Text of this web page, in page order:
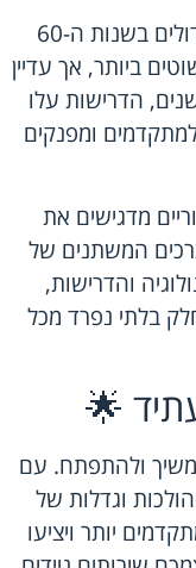
תארו לעצמכם את הפסטיבלים הגדולים בשנות ה-60
ביותר, אך עדיין
הדרישות עלו
ומפנקים
מדגישים את
המשתנים של
והדרישות,
בלתי נפרד מכל
🌟
ולהתפתח. עם
וגדלות של
יותר ויציעו